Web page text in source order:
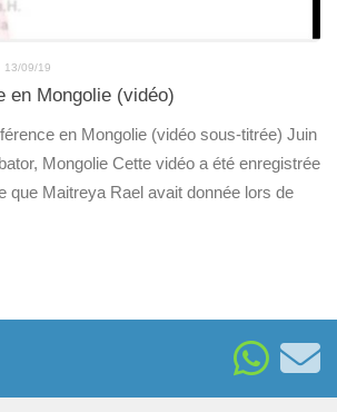
13/09/19
en Mongolie (vidéo)
en Mongolie (vidéo sous-titrée) Juin
Mongolie Cette vidéo a été enregistrée
que Maitreya Rael avait donnée lors de